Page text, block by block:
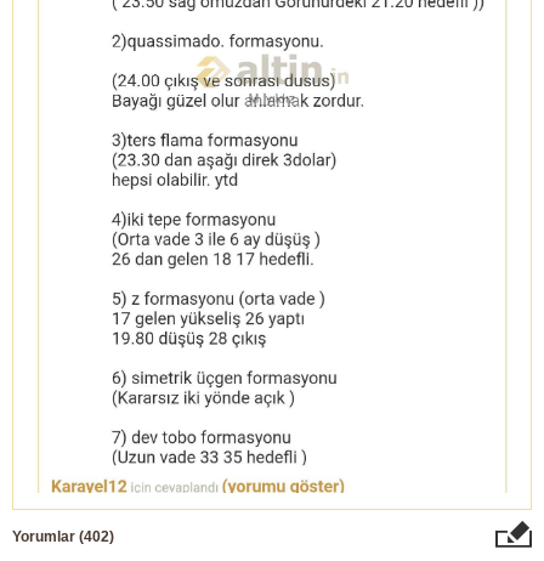
Yorumlar (402)